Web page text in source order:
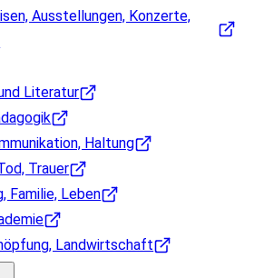
Ausstellungen, Konzerte,
Literatur
Haltung
Trauer
Familie, Leben
Landwirtschaft